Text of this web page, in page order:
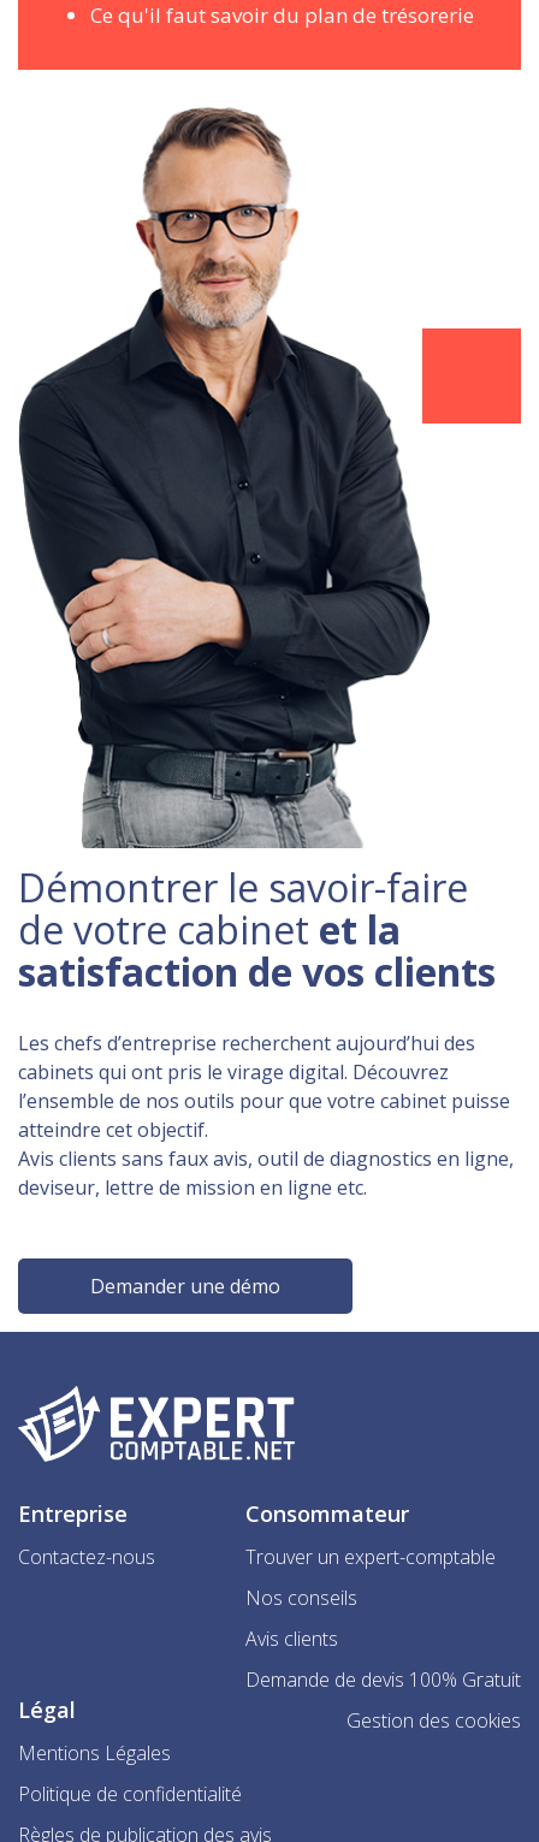
Ce qu'il faut savoir du plan de trésorerie
Démontrer le savoir-faire
de votre cabinet et la
satisfaction de vos clients
Les chefs d’entreprise recherchent aujourd’hui des
cabinets qui ont pris le virage digital. Découvrez
l’ensemble de nos outils pour que votre cabinet puisse
atteindre cet objectif.
Avis clients sans faux avis, outil de diagnostics en ligne,
deviseur, lettre de mission en ligne etc.
Demander une démo
Entreprise
Contactez-nous
Consommateur
Trouver un expert-comptable
Nos conseils
Avis clients
Demande de devis 100% Gratuit
Légal
Mentions Légales
Politique de confidentialité
Règles de publication des avis
Gestion des cookies